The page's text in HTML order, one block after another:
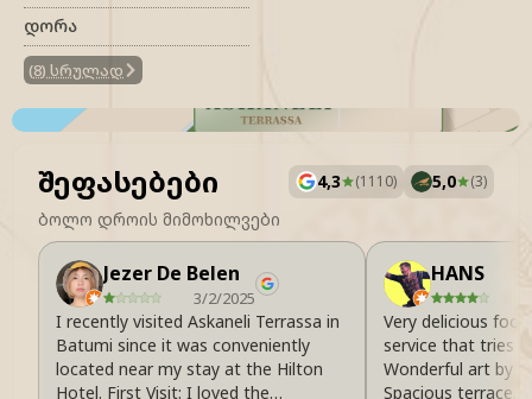
ᲓᲝᲠᲐ
(8) სრულად
შეფასებები 4,3 (1110) 5,0 (3)
ბოლო დროის მიმოხილვები
Jezer De Belen
3/2/2025
I recently visited Askaneli Terrassa in
Batumi since it was conveniently
located near my stay at the Hilton
Hotel. First Visit: I loved the
HANS
Very delicious
service that tries
Wonderful art by
Spacious terrace. Upper price level for